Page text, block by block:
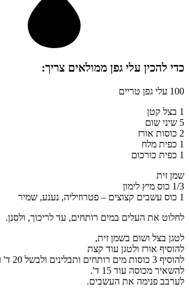
כדי להכין עלי גפן ממולאים צריך:
100 עלי גפן טריים
1 בצל קטן
5 שיני שום
2 כוסות אורז
1 כפית מלח
1 כפית כורכום
שמן זית
1/3 כוס מיץ לימון
1 כוס עשבים קצוצים – פטרוזיליה, נענע, שמיר
לחלוט את העלים במים רותחים, עד לריכוך, ולסנן.
לטגן בצל ושום בשמן זית,
להוסיף אורז ולטגן עוד קצת
להוסיף
להשאיר מכוסה עוד 15 ד'.
לערבב פנימה את העשבים.